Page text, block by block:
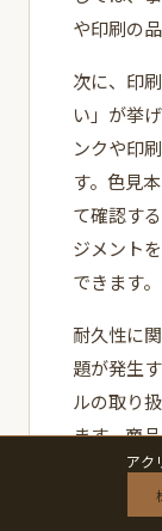
や印刷の
次に、印
い」が挙
ンクや印
す。色見
て確認す
ジメント
できます。
耐久性に
題が発生
ルの取り
ます。商
際に保護
する指示
アク